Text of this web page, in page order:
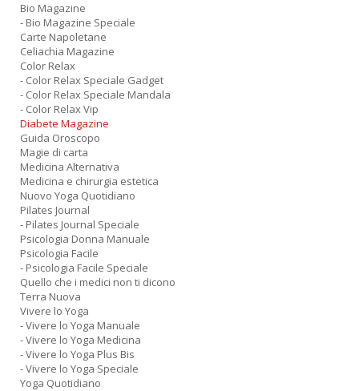
Bio Magazine
- Bio Magazine Speciale
Carte Napoletane
Celiachia Magazine
Color Relax
- Color Relax Speciale Gadget
- Color Relax Speciale Mandala
- Color Relax Vip
Diabete Magazine
Guida Oroscopo
Magie di carta
Medicina Alternativa
Medicina e chirurgia estetica
Nuovo Yoga Quotidiano
Pilates Journal
- Pilates Journal Speciale
Psicologia Donna Manuale
Psicologia Facile
- Psicologia Facile Speciale
Quello che i medici non ti dicono
Terra Nuova
Vivere lo Yoga
- Vivere lo Yoga Manuale
- Vivere lo Yoga Medicina
- Vivere lo Yoga Plus Bis
- Vivere lo Yoga Speciale
Yoga Quotidiano